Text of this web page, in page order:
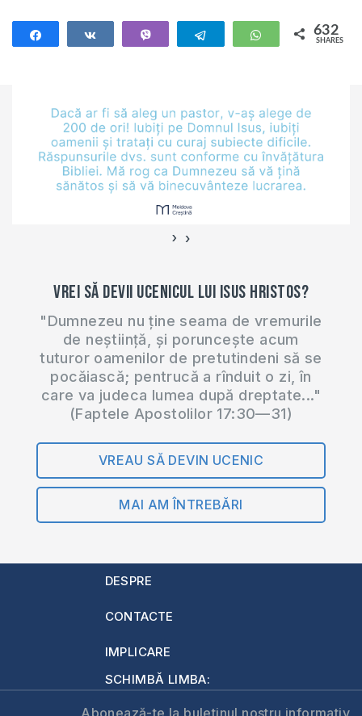
Accordance 4.
Navigați la Meniul
Telegram WhatsApp
632
SHARES
‹ ›
Vrei să devii ucenicul lui Isus Hristos?
"Dumnezeu nu ține seama de vremurile
de neștiință, și poruncește acum
tuturor oamenilor de pretutindeni să se
pocăiască; pentrucă a rînduit o zi, în
care va judeca lumea după dreptate..."
(Faptele Apostolilor 17:30—31)
VREAU SĂ DEVIN UCENIC
MAI AM ÎNTREBĂRI
DESPRE
CONTACTE
IMPLICARE
SCHIMBĂ LIMBA:
Abonează-te la buletinul nostru informativ